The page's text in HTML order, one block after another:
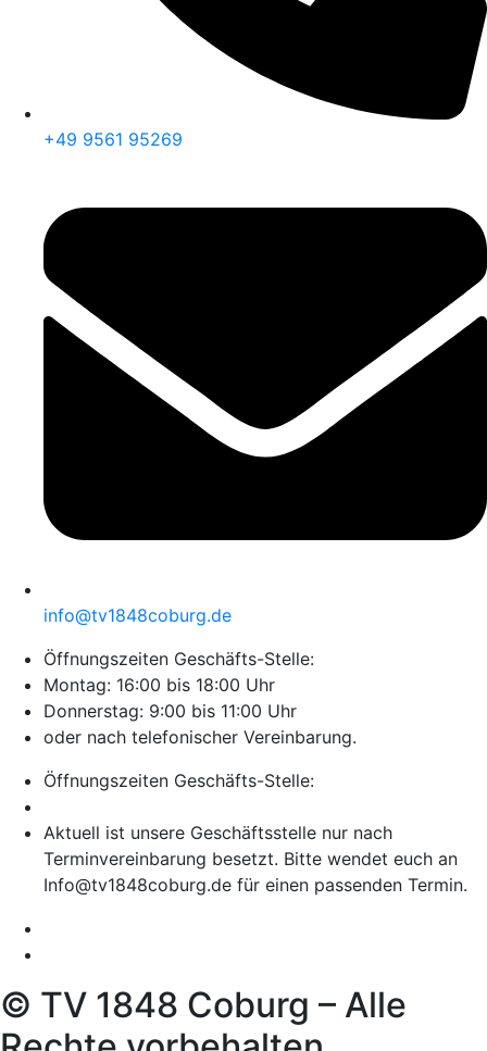
+49 9561 95269
info@tv1848coburg.de
Öffnungszeiten Geschäfts-Stelle:
Montag: 16:00 bis 18:00 Uhr
Donnerstag: 9:00 bis 11:00 Uhr
oder nach telefonischer Vereinbarung.
Öffnungszeiten Geschäfts-Stelle:
Aktuell ist unsere Geschäftsstelle nur nach
Terminvereinbarung besetzt. Bitte wendet euch an
Info@tv1848coburg.de für einen passenden Termin.
© TV 1848 Coburg – Alle